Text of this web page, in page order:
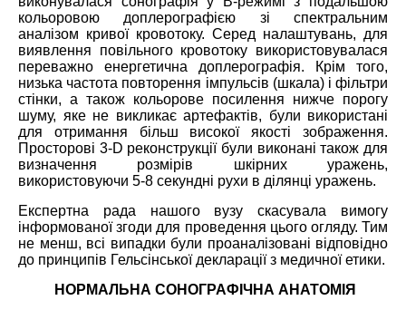
кольоровою доплерографією зі спектральним
аналізом кривої кровотоку. Серед налаштувань, для
виявлення повільного кровотоку використовувалася
переважно енергетична доплерографія. Крім того,
низька частота повторення імпульсів (шкала) і фільтри
стінки, а також кольорове посилення нижче порогу
шуму, яке не викликає артефактів, були використані
для отримання більш високої якості зображення.
Просторові 3-D реконструкції були виконані також для
визначення розмірів шкірних уражень,
використовуючи 5-8 секундні рухи в ділянці уражень.
Експертна рада нашого вузу скасувала вимогу
інформованої згоди для проведення цього огляду. Тим
не менш, всі випадки були проаналізовані відповідно
до принципів Гельсінської декларації з медичної етики.
НОРМАЛЬНА СОНОГРАФІЧНА АНАТОМІЯ